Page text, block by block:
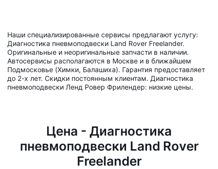
Наши специализированные сервисы предлагают услугу:
Диагностика пневмоподвески Land Rover Freelander.
Оригинальные и неоригинальные запчасти в наличии.
Автосервисы располагаются в Москве и в ближайшем
Подмосковье (Химки, Балашиха). Гарантия предоставляет
до 2-х лет. Скидки постоянным клиентам. Диагностика
пневмоподвески Ленд Ровер Фрилендер: низкие цены.
Цена - Диагностика
пневмоподвески Land Rover
Freelander